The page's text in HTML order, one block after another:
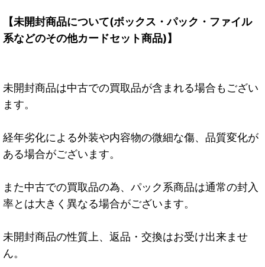
【未開封商品について(ボックス・パック・ファイル
系などのその他カードセット商品)】
未開封商品は中古での買取品が含まれる場合もござい
ます。
経年劣化による外装や内容物の微細な傷、品質変化が
ある場合がございます。
また中古での買取品の為、パック系商品は通常の封入
率とは大きく異なる場合がございます。
未開封商品の性質上、返品・交換はお受け出来ませ
ん。